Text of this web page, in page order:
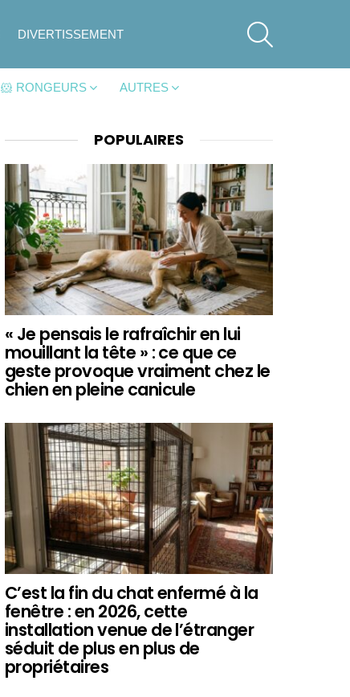
DIVERTISSEMENT
🐹 RONGEURS AUTRES
POPULAIRES
« Je pensais le rafraîchir en lui
mouillant la tête » : ce que ce
geste provoque vraiment chez le
chien en pleine canicule
C’est la fin du chat enfermé à la
fenêtre : en 2026, cette
installation venue de l’étranger
séduit de plus en plus de
propriétaires